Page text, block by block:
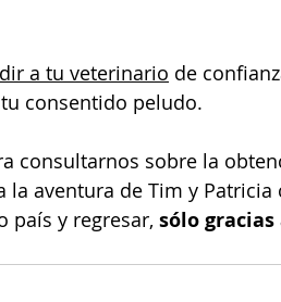
a tu veterinario de
consentido peludo.
consultarnos sobre la
aventura de Tim y Patricia
país y regresar, sólo